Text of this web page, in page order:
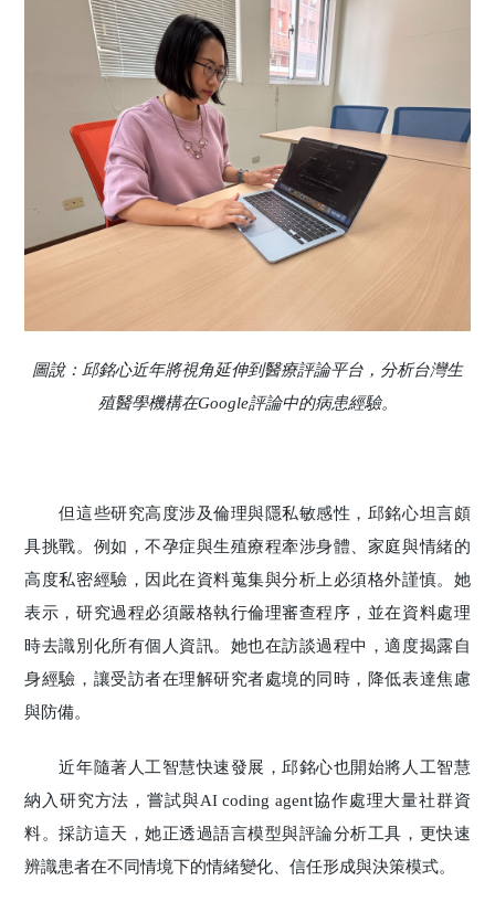
圖說：邱銘心近年將視角延伸到醫療評論平台，分析台灣生
殖醫學機構在Google評論中的病患經驗。
但這些研究高度涉及倫理與隱私敏感性，邱銘心坦言頗
具挑戰。例如，不孕症與生殖療程牽涉身體、家庭與情緒的
高度私密經驗，因此在資料蒐集與分析上必須格外謹慎。她
表示，研究過程必須嚴格執行倫理審查程序，並在資料處理
時去識別化所有個人資訊。她也在訪談過程中，適度揭露自
身經驗，讓受訪者在理解研究者處境的同時，降低表達焦慮
與防備。
近年隨著人工智慧快速發展，邱銘心也開始將人工智慧
納入研究方法，嘗試與AI coding agent協作處理大量社群資
料。採訪這天，她正透過語言模型與評論分析工具，更快速
辨識患者在不同情境下的情緒變化、信任形成與決策模式。